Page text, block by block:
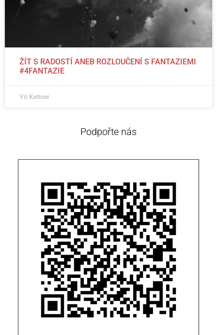
ŽÍT S RADOSTÍ ANEB ROZLOUČENÍ S FANTAZIEMI
#4FANTAZIE
Vít Kettner
Podpořte nás